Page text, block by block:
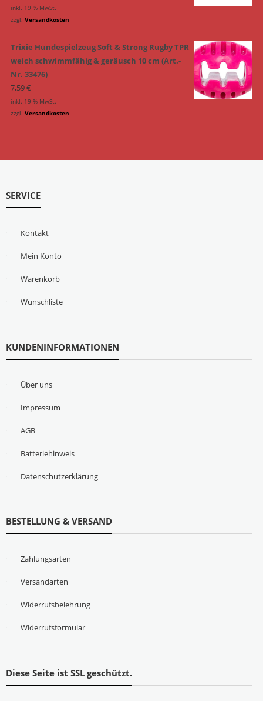
inkl. 19 % MwSt.
zzgl. Versandkosten
Trixie Hundespielzeug Soft & Strong Rugby TPR
weich schwimmfähig & geräusch 10 cm (Art.-
Nr. 33476)
7,59€
inkl. 19 % MwSt.
zzgl. Versandkosten
SERVICE
Kontakt
Mein Konto
Warenkorb
Wunschliste
KUNDENINFORMATIONEN
Über uns
Impressum
AGB
Batteriehinweis
Datenschutzerklärung
BESTELLUNG & VERSAND
Zahlungsarten
Versandarten
Widerrufsbelehrung
Widerrufsformular
Diese Seite ist SSL geschützt.